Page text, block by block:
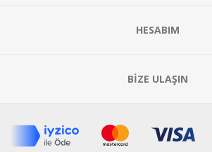
HESABIM
BİZE ULAŞIN